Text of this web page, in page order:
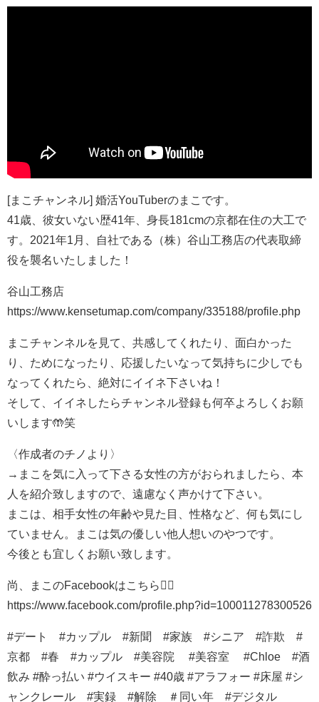
[まこチャンネル] 婚活YouTuberのまこです。
41歳、彼女いない歴41年、身長181cmの京都在住の大工で
す。2021年1月、自社である（株）谷山工務店の代表取締
役を襲名いたしました！
谷山工務店
https://www.kensetumap.com/company/335188/profile.php
まこチャンネルを見て、共感してくれたり、面白かった
り、ためになったり、応援したいなって気持ちに少しでも
なってくれたら、絶対にイイネ下さいね！
そして、イイネしたらチャンネル登録も何卒よろしくお願
いします🤲笑
〈作成者のチノより〉
→まこを気に入って下さる女性の方がおられましたら、本
人を紹介致しますので、遠慮なく声かけて下さい。
まこは、相手女性の年齢や見た目、性格など、何も気にし
ていません。まこは気の優しい他人想いのやつです。
今後とも宜しくお願い致します。
尚、まこのFacebookはこちら💁‍♂️
https://www.facebook.com/profile.php?id=100011278300526
#デート #カップル #新聞 #家族 #シニア #詐欺 #
京都 #春 #カップル #美容院 #美容室 #Chloe #酒
飲み #酔っ払い #ウイスキー #40歳 #アラフォー #床屋 #シ
ャンクレール #実録 #解除 ＃同い年 #デジタル